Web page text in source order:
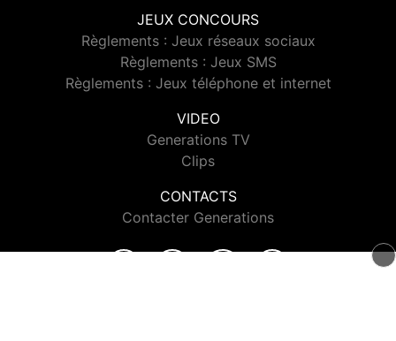
JEUX CONCOURS
Règlements : Jeux réseaux sociaux
Règlements : Jeux SMS
Règlements : Jeux téléphone et internet
VIDEO
Generations TV
Clips
CONTACTS
Contacter Generations